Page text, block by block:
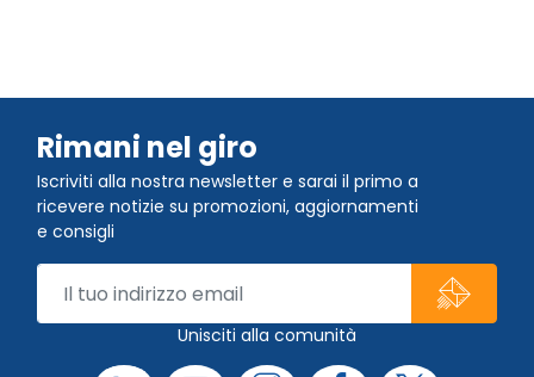
Rimani nel giro
Iscriviti alla nostra newsletter e sarai il primo a
ricevere notizie su promozioni, aggiornamenti
e consigli
Unisciti alla comunità